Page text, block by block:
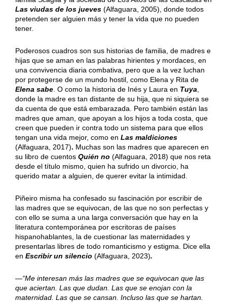
Las viudas de los jueves(Alfaguara, 2005), donde todos
pretenden ser alguien más y tener la vida que no pueden
tener.
Poderosos cuadros son sus historias de familia, de madres e
hijas que se aman en las palabras hirientes y mordaces, en
una convivencia diaria combativa, pero que a la vez luchan
por protegerse de un mundo hostil, como Elena y Rita de
Elena sabe. O como la historia de Inés y Laura en Tuya
donde la madre es tan distante de su hija, que ni siquiera se
da cuenta de que está embarazada. Pero también están las
madres que aman, que apoyan a los hijos a toda costa, que
creen que pueden ir contra todo un sistema para que ellos
tengan una vida mejor, como en Las maldiciones
(Alfaguara, 2017). Muchas son las madres que aparecen en
su libro de cuentos Quién no (Alfaguara, 2018) que nos reta
desde el título mismo, quien ha sufrido un divorcio, ha
querido matar a alguien, de querer evitar la intimidad.
Piñeiro misma ha confesado su fascinación por escribir de
las madres que se equivocan, de las que no son perfectas y
con ello se suma a una larga conversación que hay en la
literatura contemporánea por escritoras de países
hispanohablantes, la de cuestionar las maternidades y
presentarlas libres de todo romanticismo y estigma. Dice ella
en Escribir un silencio (Alfaguara, 2023).
—“Me interesan más las madres que se equivocan que las
que aciertan. Las que dudan. Las que se enojan con la
maternidad. Las que se cansan. Incluso las que se hartan.